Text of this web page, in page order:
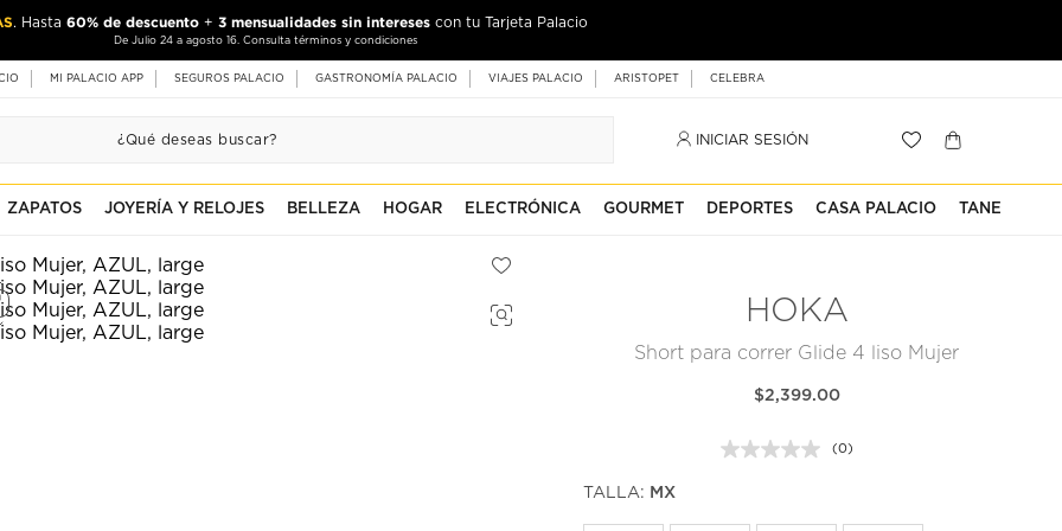
. Hasta 60% de descuento + 3 mensualidades sin intereses con tu Tarjeta Palacio
De Julio 24 a agosto 16. Consulta términos y condiciones
MI PALACIO APP SEGUROS PALACIO GASTRONOMÍA PALACIO VIAJES PALACIO ARISTOPET CELEBRA
INICIAR SESIÓN
ZAPATOS JOYERÍA Y RELOJES BELLEZA HOGAR ELECTRÓNICA GOURMET DEPORTES CASA PALACIO TANE
HOKA
Short para correr Glide 4 liso Mujer
$2,399.00
Sin
(0)
TALLA: MX